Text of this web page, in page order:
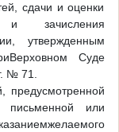
сдачи и оценки
и зачисления
утвержденным
Суде
№ 71.
предусмотренной
или